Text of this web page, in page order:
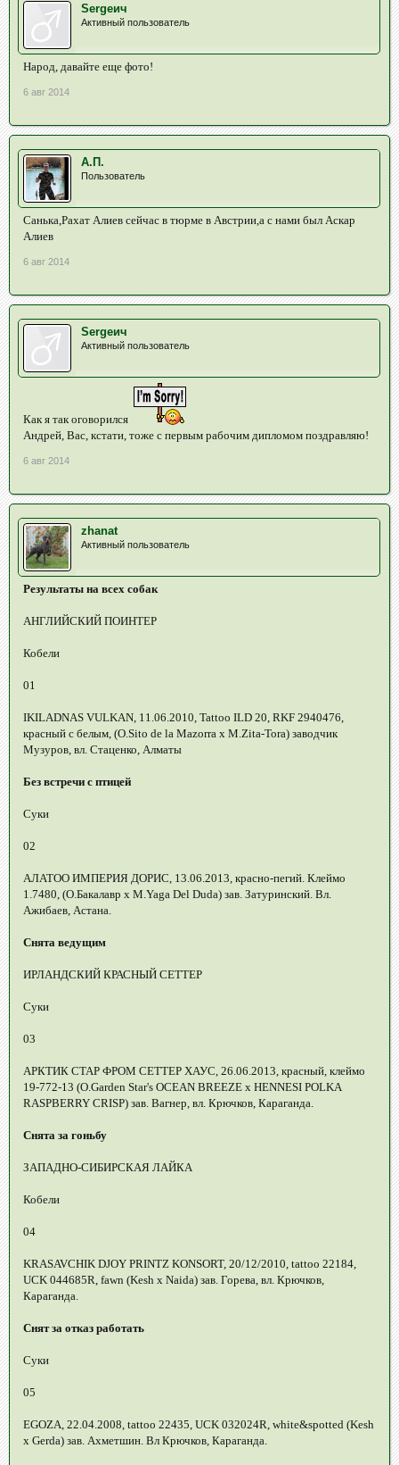
Sergeич
Активный пользователь
Народ, давайте еще фото!
6 авг 2014
А.П.
Пользователь
Санька,Рахат Алиев сейчас в тюрме в Австрии,а с нами был Аскар
Алиев
6 авг 2014
Sergeич
Активный пользователь
Как я так оговорился
Андрей, Вас, кстати, тоже с первым рабочим дипломом поздравляю!
6 авг 2014
zhanat
Активный пользователь
Результаты на всех собак
АНГЛИЙСКИЙ ПОИНТЕР
Кобели
01
IKILADNAS VULKAN, 11.06.2010, Tattoo ILD 20, RKF 2940476,
красный с белым, (О.Sito de la Mazorra x M.Zita-Tora) заводчик
Музуров, вл. Стаценко, Алматы
Без встречи с птицей
Суки
02
АЛАТОО ИМПЕРИЯ ДОРИС, 13.06.2013, красно-пегий. Клеймо
1.7480, (О.Бакалавр х М.Yaga Del Duda) зав. Затуринский. Вл.
Ажибаев, Астана.
Снята ведущим
ИРЛАНДСКИЙ КРАСНЫЙ СЕТТЕР
Суки
03
АРКТИК СТАР ФРОМ СЕТТЕР ХАУС, 26.06.2013, красный, клеймо
19-772-13 (О.Garden Star's OCEAN BREEZE x HENNESI POLKA
RASPBERRY CRISP) зав. Вагнер, вл. Крючков, Караганда.
Снята за гоньбу
ЗАПАДНО-СИБИРСКАЯ ЛАЙКА
Кобели
04
KRASAVCHIK DJOY PRINTZ KONSORT, 20/12/2010, tattoo 22184,
UCK 044685R, fawn (Kesh x Naida) зав. Горева, вл. Крючков,
Караганда.
Снят за отказ работать
Суки
05
EGOZA, 22.04.2008, tattoo 22435, UCK 032024R, white&spotted (Kesh
x Gerda) зав. Ахметшин. Вл Крючков, Караганда.